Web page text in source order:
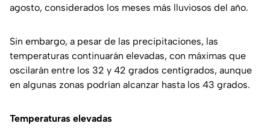
agosto, considerados los meses más lluviosos del año.
Sin embargo, a pesar de las precipitaciones, las
temperaturas continuarán elevadas, con máximas que
oscilarán entre los 32 y 42 grados centígrados, aunque
en algunas zonas podrían alcanzar hasta los 43 grados.
Temperaturas elevadas